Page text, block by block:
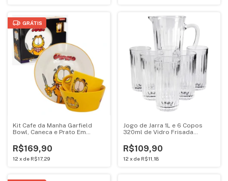
GRÁTIS
Kit Cafe da Manha Garfield
Bowl, Caneca e Prato Em
10025665
R$169,90
12 x de R$17,29
Jogo de Jarra 1L e 6 Copos
320ml de Vidro Frisada
R$109,90
12 x de R$11,18